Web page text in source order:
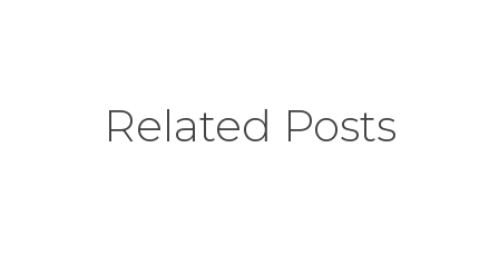
Related Posts